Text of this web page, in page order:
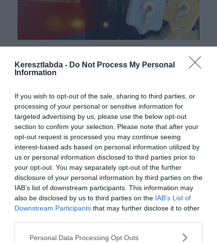
Keresztlabda - Do Not Process My Personal
Information
If you wish to opt-out of the sale, sharing to third parties, or
processing of your personal or sensitive information for
targeted advertising by us, please use the below opt-out
section to confirm your selection. Please note that after your
opt-out request is processed you may continue seeing
interest-based ads based on personal information utilized by
us or personal information disclosed to third parties prior to
your opt-out. You may separately opt-out of the further
disclosure of your personal information by third parties on the
IAB’s list of downstream participants. This information may
also be disclosed by us to third parties on the IAB’s List of
Downstream Participants that may further disclose it to other
Personal Data Processing Opt Outs
Hirdetés
Hogy hívják most a
Felszabadulás terét?